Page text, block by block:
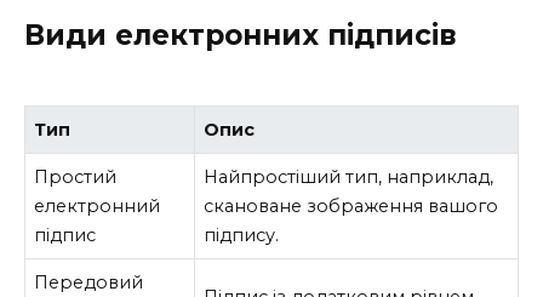
Види електронних підписів
Тип Опис
Простий
електронний
підпис
Найпростіший тип, наприклад,
скановане зображення вашого
підпису.
Передовий